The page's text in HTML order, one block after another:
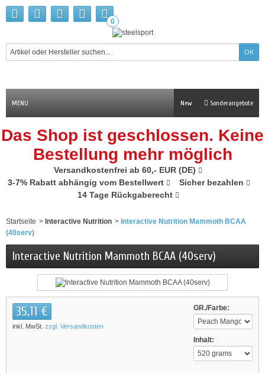
0
MENU Sonderangebote
New
Das Shop ist geschlossen. Keine
Bestellung mehr möglich
Versandkostenfrei ab 60,- EUR (DE)
3-7% Rabatt abhängig vom Bestellwert
Sicher bezahlen
14 Tage Rückgaberecht
Startseite > Interactive Nutrition > Interactive Nutrition Mammoth BCAA
(40serv)
Interactive Nutrition Mammoth BCAA (40serv)
GR./Farbe:
Inhalt:
35,11 €
inkl. MwSt. zzgl. Versandkosten